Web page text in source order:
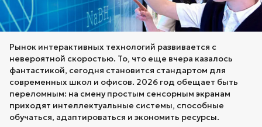
Рынок интерактивных технологий развивается с
невероятной скоростью. То, что еще вчера казалось
фантастикой, сегодня становится стандартом для
современных школ и офисов. 2026 год обещает быть
переломным: на смену простым сенсорным экранам
приходят интеллектуальные системы, способные
обучаться, адаптироваться и экономить ресурсы.